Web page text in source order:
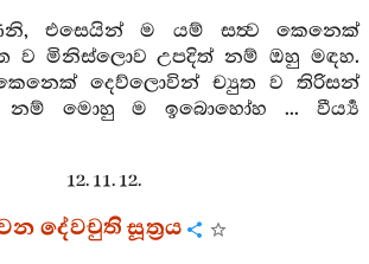
එසෙයින් ම යම් සත්‍ව කෙනෙක්
ව මිනිස්ලොව උපදිත් නම් ඔහු මඳහ.
දෙව්ලොවින් ච්‍යුත ව තිරිසන්
මොහු ම ඉබොහෝහ ... වීර්‍ය්‍ය
12. 11. 12.
දේවචුති සූත්‍රය